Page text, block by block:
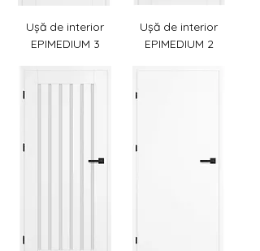
Ușă de interior
EPIMEDIUM 3
Ușă de interior
EPIMEDIUM 2